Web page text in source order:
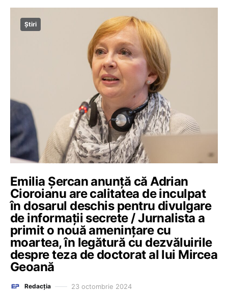
Știri
Emilia Şercan anunţă că Adrian
Cioroianu are calitatea de inculpat
în dosarul deschis pentru divulgare
de informaţii secrete / Jurnalista a
primit o nouă ameninţare cu
moartea, în legătură cu dezvăluirile
despre teza de doctorat al lui Mircea
Geoană
Redacția 23 octombrie 2024